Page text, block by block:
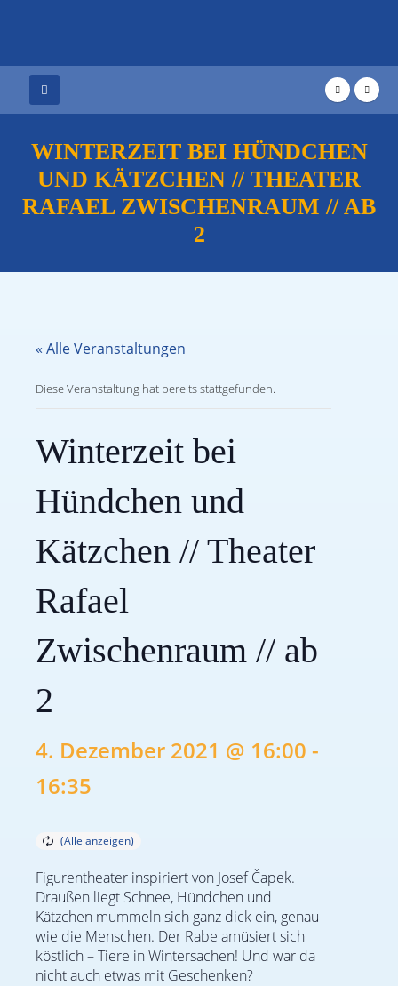
WINTERZEIT BEI HÜNDCHEN
UND KÄTZCHEN // THEATER
RAFAEL ZWISCHENRAUM // AB
2
« Alle Veranstaltungen
Diese Veranstaltung hat bereits stattgefunden.
Winterzeit bei
Hündchen und
Kätzchen // Theater
Rafael
Zwischenraum // ab
2
4. Dezember 2021 @ 16:00 -
16:35
Figurentheater inspiriert von Josef Čapek.
Draußen liegt Schnee, Hündchen und
Kätzchen mummeln sich ganz dick ein, genau
wie die Menschen. Der Rabe amüsiert sich
köstlich – Tiere in Wintersachen! Und war da
nicht auch etwas mit Geschenken?